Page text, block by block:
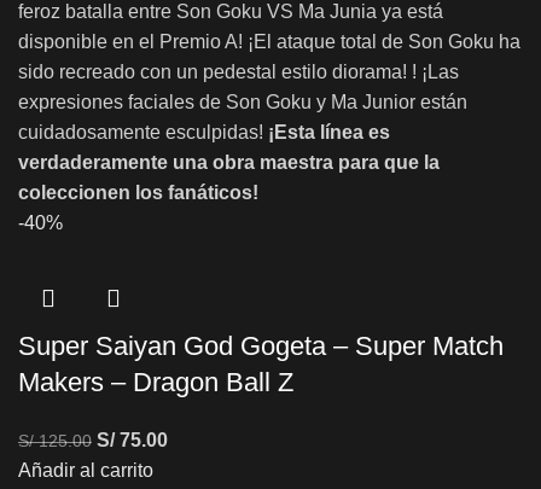
feroz batalla entre Son Goku VS Ma Junia ya está
disponible en el Premio A! ¡El ataque total de Son Goku ha
sido recreado con un pedestal estilo diorama! ! ¡Las
expresiones faciales de Son Goku y Ma Junior están
cuidadosamente esculpidas! ¡Esta línea es
verdaderamente una obra maestra para que la
coleccionen los fanáticos!
-40%
Super Saiyan God Gogeta – Super Match
Makers – Dragon Ball Z
S/125.00 S/75.00
Añadir al carrito